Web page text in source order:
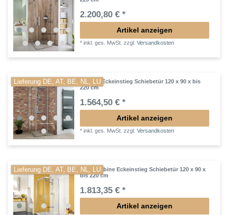
2.200,80 € *
Artikel anzeigen
*inkl. ges. MwSt. zzgl.Versandkosten
Lieferung DE, AT, BE, NL, LUDusche Eckeinstieg Schiebetür 120 x 90 x bis
220 cm
1.564,50 € *
Artikel anzeigen
*inkl. ges. MwSt. zzgl.Versandkosten
Lieferung DE, AT, BE, NL, LUDuschkabine Eckeinstieg Schiebetür 120 x 90 x
bis 220 cm
1.813,35 € *
Artikel anzeigen